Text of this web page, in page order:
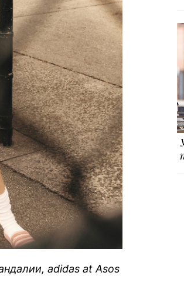
adidas at Asos